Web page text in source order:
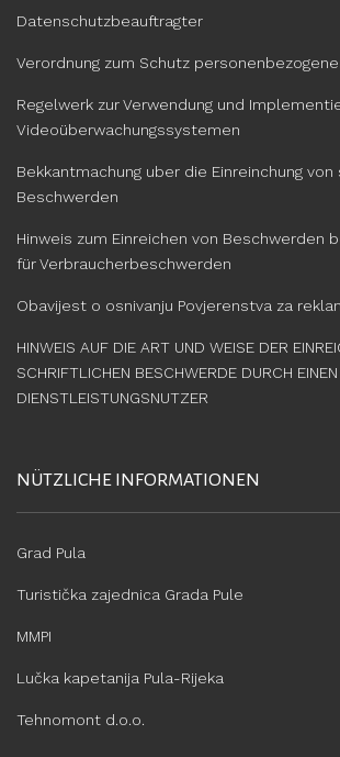
Datenschutzbeauftragter
Verordnung zum Schutz
Regelwerk zur Verwendung und
Videoüberwachungssystemen
Bekkantmachung uber die Einreinchung
Beschwerden
Hinweis zum Einreichen von Beschwerden
für Verbraucherbeschwerden
Obavijest o osnivanju Povjerenstva za
HINWEIS AUF DIE ART UND WEISE DER
SCHRIFTLICHEN BESCHWERDE DURCH EINEN
DIENSTLEISTUNGSNUTZER
NÜTZLICHE INFORMATIONEN
Grad Pula
Turistička zajednica Grada Pule
MMPI
Lučka kapetanija Pula-Rijeka
Tehnomont d.o.o.